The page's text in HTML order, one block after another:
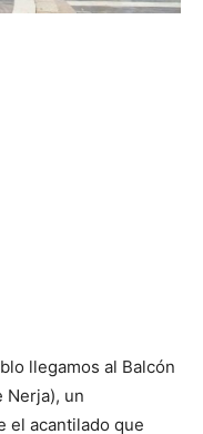
llegamos al Balcón
Nerja), un
el acantilado que